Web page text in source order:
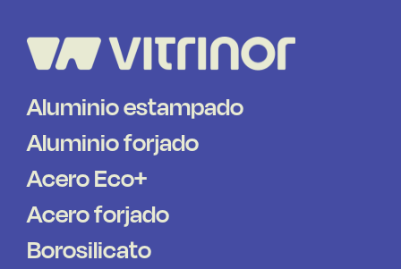
Aluminio estampado
Aluminio forjado
Acero Eco+
Acero forjado
Borosilicato